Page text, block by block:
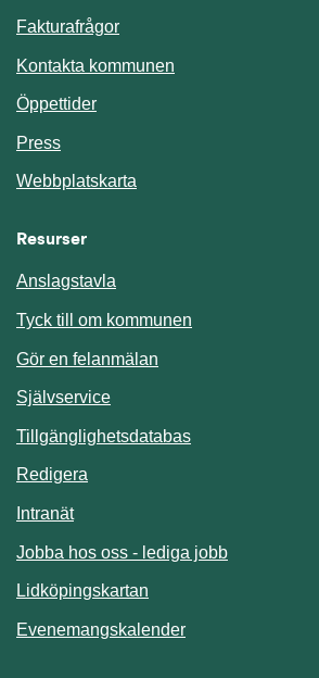
Fakturafrågor
Kontakta kommunen
Öppettider
Press
Webbplatskarta
Resurser
Anslagstavla
Tyck till om kommunen
Gör en felanmälan
SjälvserviceLänk till annan webbplats.
TillgänglighetsdatabasLänk till annan
Redigera
IntranätLänk till annan webbplats.
Jobba hos oss - lediga jobb
Lidköpingskartan
EvenemangskalenderLänk till annan